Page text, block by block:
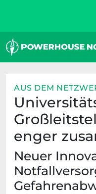
AUS DEM
enger
Neuer